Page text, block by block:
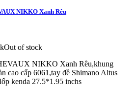
NIKKO Xanh Rêu
Out of stock
NIKKO Xanh Rêu,khung
cao cấp 6061,tay đề Shimano Altus
kenda 27.5*1.95 inchs